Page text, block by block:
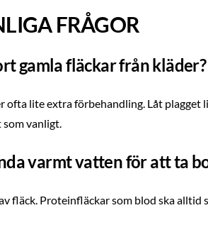
FRÅGOR
gamla fläckar från kläder?
ofta lite extra förbehandling. Låt
vanligt.
varmt vatten för att ta
fläck. Proteinfläckar som blod ska alltid